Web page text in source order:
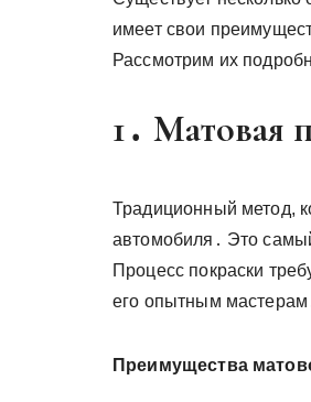
имеет свои
Рассмотрим их
1․ Матовая
Традиционный метод,
автомобиля․ Это
Процесс покраски
его опытным
Преимущества